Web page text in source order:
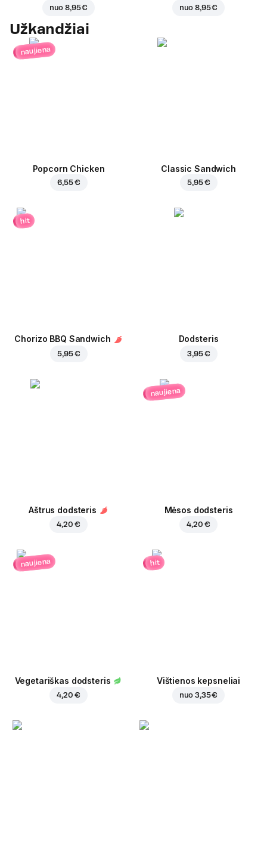
nuo8,95 € nuo8,95 €
Užkandžiai
naujiena
Popcorn Chicken
6,55 €
Classic Sandwich
5,95 €
hit
Chorizo BBQ Sandwich
5,95 €
Dodsteris
3,95 €
Aštrus dodsteris
4,20 €
naujiena
Mėsos dodsteris
4,20 €
naujiena
Vegetariškas dodsteris
4,20 €
hit
Vištienos kepsneliai
nuo3,35 €